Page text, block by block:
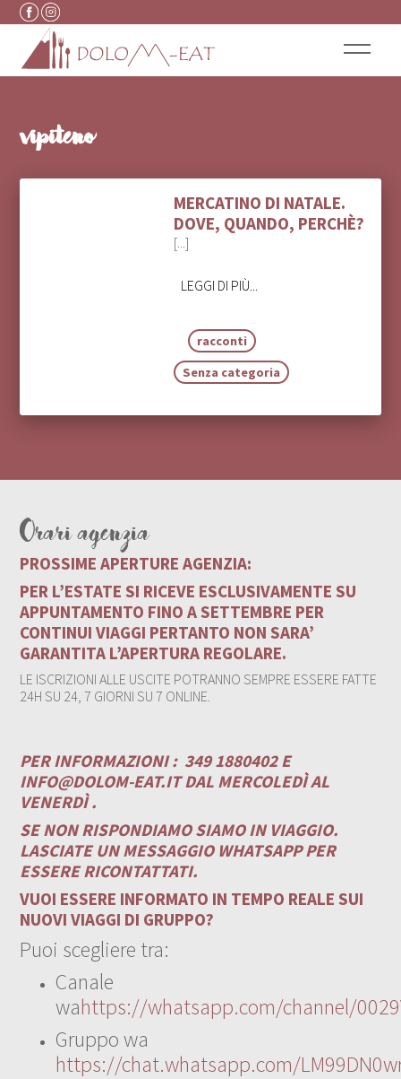
Vai al contenuto
vipiteno
MERCATINO DI NATALE.
DOVE, QUANDO, PERCHÈ?
[...]
LEGGI DI PIÙ...
racconti
Senza categoria
Orari agenzia
PROSSIME APERTURE AGENZIA:
PER L’ESTATE SI RICEVE ESCLUSIVAMENTE SU
APPUNTAMENTO FINO A SETTEMBRE PER
CONTINUI VIAGGI PERTANTO NON SARA’
GARANTITA L’APERTURA REGOLARE.
LE ISCRIZIONI ALLE USCITE POTRANNO SEMPRE ESSERE FATTE
24H SU 24, 7 GIORNI SU 7 ONLINE.
PER INFORMAZIONI : 349 1880402 E
INFO@DOLOM-EAT.ITDAL MERCOLEDÌ AL
VENERDÌ .
SE NON RISPONDIAMO SIAMO IN VIAGGIO.
LASCIATE UN MESSAGGIO WHATSAPP PER
ESSERE RICONTATTATI.
VUOI ESSERE INFORMATO IN TEMPO REALE SUI
NUOVI VIAGGI DI GRUPPO?
Puoi scegliere tra:
Canale
wahttps://whatsapp.com/channel/
Gruppo wa
https://chat.whatsapp.com/